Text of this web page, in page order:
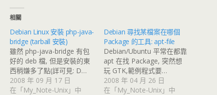
相關
Debian Linux 安裝 php-java-
bridge (tarball 安裝)
雖然 php-java-bridge 有包
好的 deb 檔, 但是安裝的東
西稍嫌多了點(詳可見: D…
2008 年 09 月 17 日
在「My_Note-Unix」中
Debian 尋找某檔案在哪個
Package 的工具: apt-file
Debian/Ubuntu 平常在都靠
apt 在找 Package, 突然想
玩 GTK,範例程式要…
2008 年 04 月 26 日
在「My_Note-Unix」中